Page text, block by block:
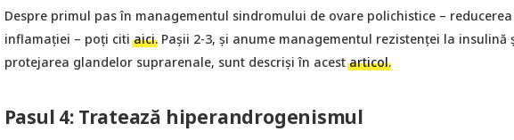
Despre primul pas în managementul sindromului de ovare polichistice – reducerea
inflamației – poți citiaici. Pașii 2-3, și anume managementul rezistenței la insulină
protejarea glandelor suprarenale, sunt descriși în acestarticol.
Pasul 4: Tratează hiperandrogenismul